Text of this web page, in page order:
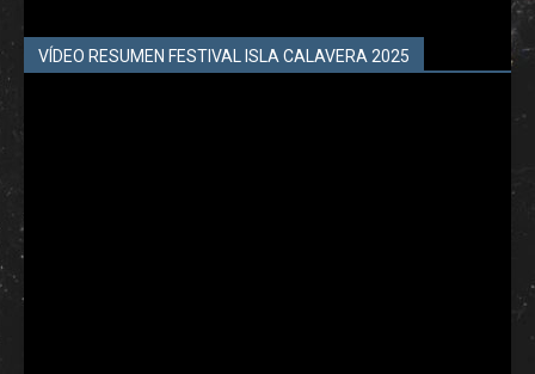
VÍDEO RESUMEN FESTIVAL ISLA CALAVERA 2025